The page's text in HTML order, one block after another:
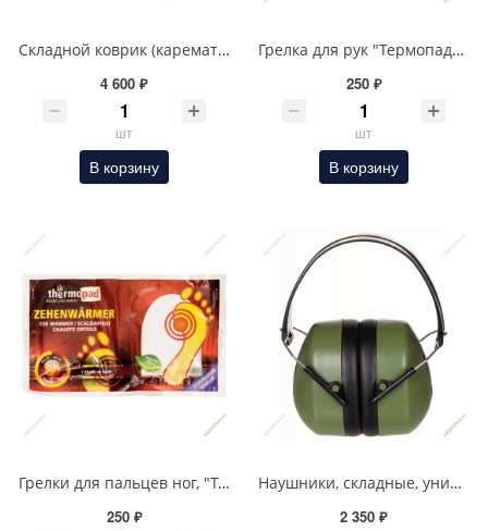
Складной коврик (каремат), Германия MFH
4 600 ₽
шт
В корзину
Грелка для рук "Термопад" одноразовая
250 ₽
шт
В корзину
Грелки для пальцев ног, "Термопад", одноразовые
250 ₽
Наушники, складные, универсальные
2 350 ₽